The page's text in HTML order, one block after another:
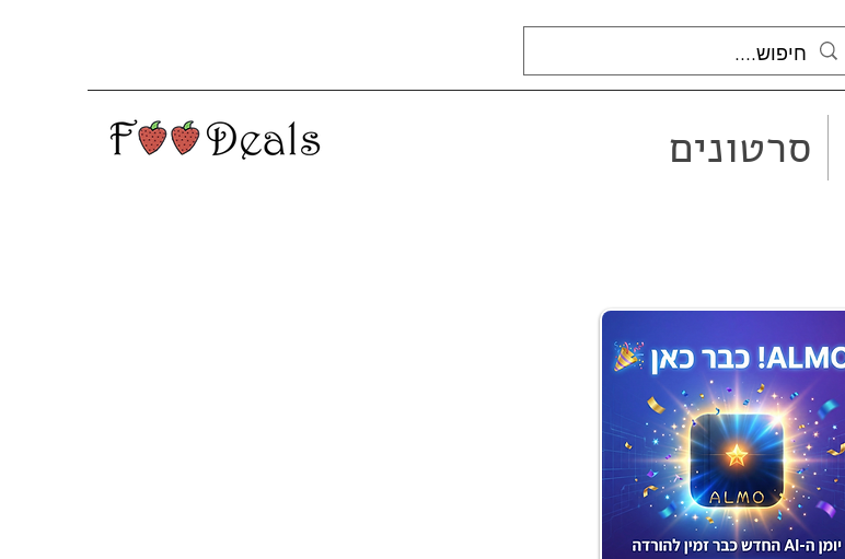
סרטונים